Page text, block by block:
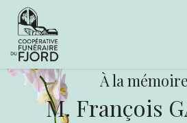
À la
M. François